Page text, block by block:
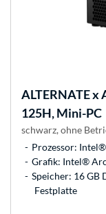
ALTERNATEx
125H, Mini-PC
schwarz, ohne
Prozessor:
Grafik: Intel®
Speicher: 16 GB
Festplatte